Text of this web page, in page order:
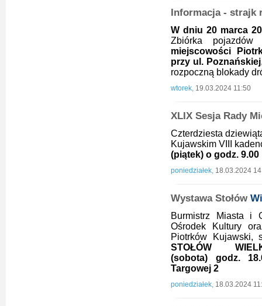
Informacja - strajk
W dniu 20 marca
Zbiórka
miejscowości
przy ul. Poznańskiej
rozpoczną blokady
wtorek, 19.03.2024 11:50
XLIX Sesja Rady
Czterdziesta
Kujawskim VIII
(piątek) o godz. 9.00
poniedziałek, 18.03.2024
Wystawa Stołów
Burmistrz Miasta i
Ośrodek Kultury
Piotrków
STOŁÓW
(sobota) godz.
Targowej 2
poniedziałek, 18.03.2024